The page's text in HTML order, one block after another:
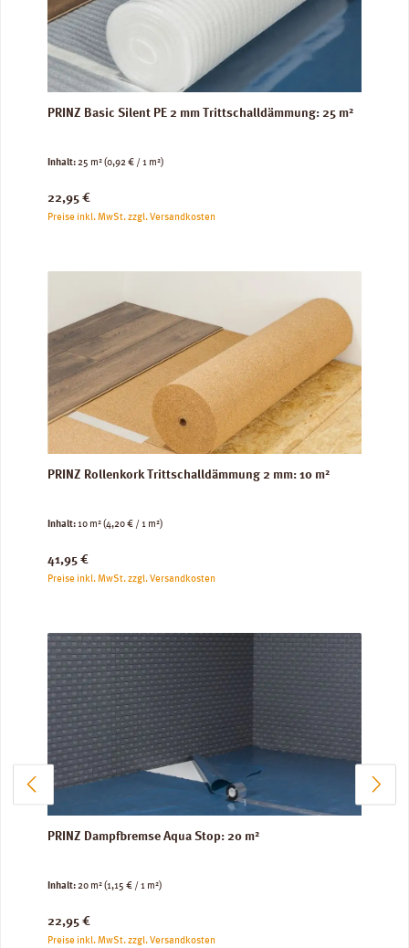
PRINZ Basic Silent PE 2 mm Trittschalldämmung: 25 m²
Inhalt:25 m²(0,92 € / 1 m²)
Regulärer Preis:
22,95 €
Preise inkl. MwSt. zzgl. Versandkosten
PRINZ Rollenkork Trittschalldämmung 2 mm: 10 m²
Inhalt:10 m²(4,20 € / 1 m²)
Regulärer Preis:
41,95 €
Preise inkl. MwSt. zzgl. Versandkosten
PRINZ Dampfbremse Aqua Stop: 20 m²
Inhalt:20 m²(1,15 € / 1 m²)
Regulärer Preis:
22,95 €
Preise inkl. MwSt. zzgl. Versandkosten